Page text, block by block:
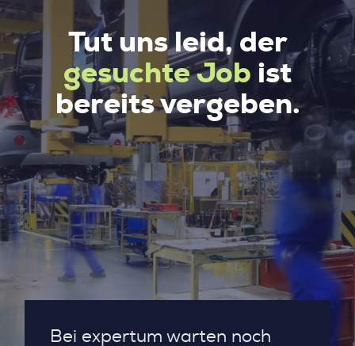
Tut uns leid, der
gesuchte Job ist
bereits vergeben.
Bei expertum warten noch